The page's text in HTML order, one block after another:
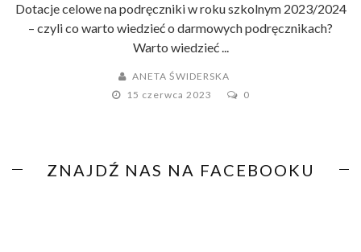
Dotacje celowe na podręczniki w roku szkolnym 2023/2024
– czyli co warto wiedzieć o darmowych podręcznikach?
Warto wiedzieć ...
ANETA ŚWIDERSKA
15 czerwca 2023
0
ZNAJDŹ NAS NA FACEBOOKU